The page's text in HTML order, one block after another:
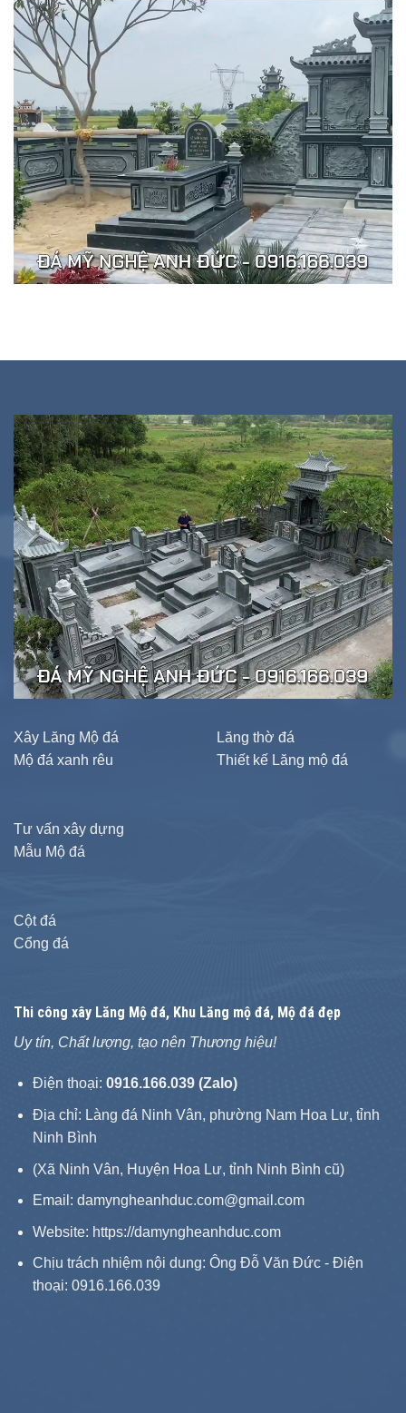
Xây Lăng Mộ đá
Mộ đá xanh rêu
Lăng thờ đá
Thiết kế Lăng mộ đá
Tư vấn xây dựng
Mẫu Mộ đá
Cột đá
Cổng đá
Thi công xây Lăng Mộ đá, Khu Lăng mộ đá, Mộ đá đẹp
Uy tín, Chất lượng, tạo nên Thương hiệu!
Điện thoại: 0916.166.039 (Zalo)
Địa chỉ: Làng đá Ninh Vân, phường Nam Hoa Lư, tỉnh
Ninh Bình
(Xã Ninh Vân, Huyện Hoa Lư, tỉnh Ninh Bình cũ)
Email: damyngheanhduc.com@gmail.com
Website: https://damyngheanhduc.com
Chịu trách nhiệm nội dung: Ông Đỗ Văn Đức - Điện
thoại: 0916.166.039